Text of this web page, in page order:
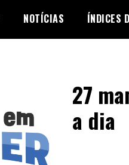
NOTÍCIAS ÍNDICES
27
a dia